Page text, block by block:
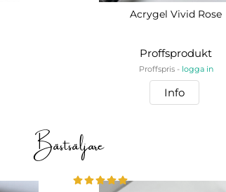
Acrygel Vivid Rose
Proffsprodukt
Proffspris - logga in
Info
Bästsäljare